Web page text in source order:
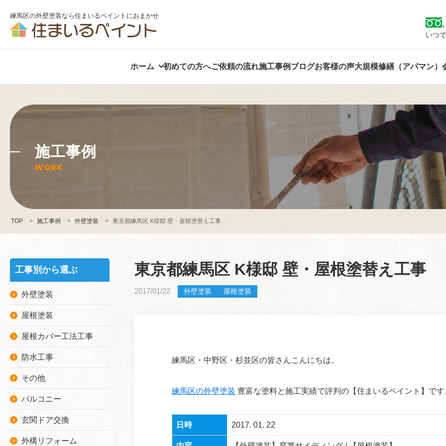
練馬区の外壁塗装なら住まいるペイントにおまかせ
いつ
ホーム 初めての方へご依頼の流れ施工事例 ブログお客様の声大規模修繕（アパマン）
施工事例
WORK
TOP > 施工事例 > 外壁塗装 > 東京都練馬区 K様邸 壁・屋根塗替え工事
東京都練馬区 K様邸 壁・屋根塗替え工事
2017/01/22 外壁塗装 屋根塗装
練馬区・中野区・杉並区の皆さんこんにちは。
練馬区の外壁塗装 豊富な塗料と施工実績で評判の【住まいるペイント】です
日時 2017. 01. 22
工事別から選ぶ
外壁塗装
屋根塗装
屋根カバー工法工事
防水工事
その他
バルコニー
玄関ドア交換
外構リフォーム